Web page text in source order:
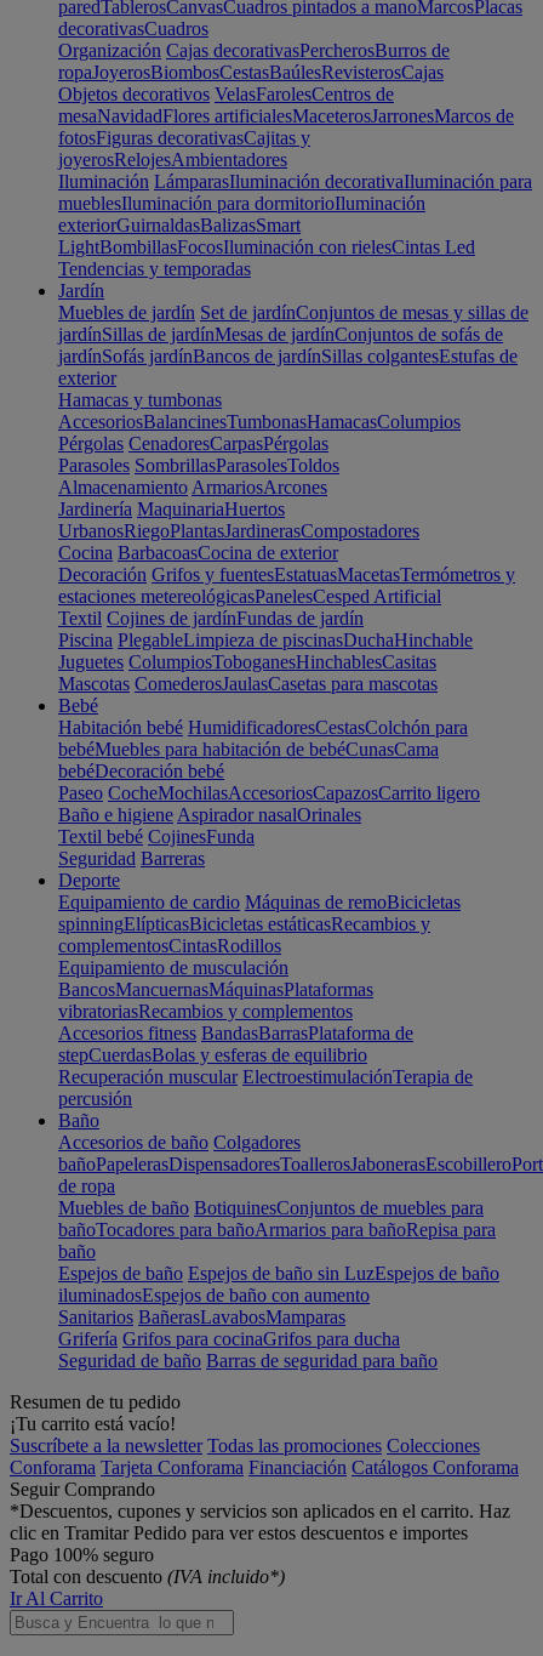
paredTablerosCanvasCuadros pintados a manoMarcosPlacas
decorativasCuadros
Organización Cajas decorativasPercherosBurros de
ropaJoyerosBiombosCestasBaúlesRevisterosCajas
Objetos decorativos VelasFarolesCentros de
mesaNavidadFlores artificialesMaceterosJarronesMarcos de
fotosFiguras decorativasCajitas y
joyerosRelojesAmbientadores
Iluminación LámparasIluminación decorativaIluminación para
mueblesIluminación para dormitorioIluminación
exteriorGuirnaldasBalizasSmart
LightBombillasFocosIluminación con rielesCintas Led
Tendencias y temporadas
Jardín
Muebles de jardín Set de jardínConjuntos de mesas y sillas de
jardínSillas de jardínMesas de jardínConjuntos de sofás de
jardínSofás jardínBancos de jardínSillas colgantesEstufas de
exterior
Hamacas y tumbonas
AccesoriosBalancinesTumbonasHamacasColumpios
Pérgolas CenadoresCarpasPérgolas
Parasoles SombrillasParasolesToldos
Almacenamiento ArmariosArcones
Jardinería MaquinariaHuertos
UrbanosRiegoPlantasJardinerasCompostadores
Cocina BarbacoasCocina de exterior
Decoración Grifos y fuentesEstatuasMacetasTermómetros y
estaciones metereológicasPanelesCesped Artificial
Textil Cojines de jardínFundas de jardín
Piscina PlegableLimpieza de piscinasDuchaHinchable
Juguetes ColumpiosToboganesHinchablesCasitas
Mascotas ComederosJaulasCasetas para mascotas
Bebé
Habitación bebé HumidificadoresCestasColchón para
bebéMuebles para habitación de bebéCunasCama
bebéDecoración bebé
Paseo CocheMochilasAccesoriosCapazosCarrito ligero
Baño e higiene Aspirador nasalOrinales
Textil bebé CojinesFunda
Seguridad Barreras
Deporte
Equipamiento de cardio Máquinas de remoBicicletas
spinningElípticasBicicletas estáticasRecambios y
complementosCintasRodillos
Equipamiento de musculación
BancosMancuernasMáquinasPlataformas
vibratoriasRecambios y complementos
Accesorios fitness BandasBarrasPlataforma de
stepCuerdasBolas y esferas de equilibrio
Recuperación muscular ElectroestimulaciónTerapia de
percusión
Baño
Accesorios de baño Colgadores
bañoPapelerasDispensadoresToallerosJabonerasEscobillero
de ropa
Muebles de baño BotiquinesConjuntos de muebles para
bañoTocadores para bañoArmarios para bañoRepisa para
baño
Espejos de baño Espejos de baño sin LuzEspejos de baño
iluminadosEspejos de baño con aumento
Sanitarios BañerasLavabosMamparas
Grifería Grifos para cocinaGrifos para ducha
Seguridad de baño Barras de seguridad para baño
Resumen de tu pedido
¡Tu carrito está vacío!
Suscríbete a la newsletter Todas las promociones Colecciones
Conforama Tarjeta Conforama Financiación Catálogos Conforama
Seguir Comprando
*Descuentos, cupones y servicios son aplicados en el carrito. Haz
clic en Tramitar Pedido para ver estos descuentos e importes
Pago 100% seguro
Total con descuento (IVA incluido*)
Ir Al Carrito